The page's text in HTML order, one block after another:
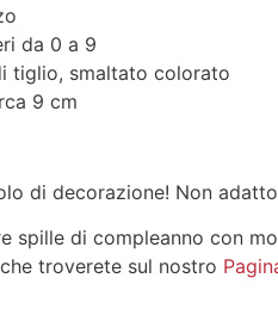
da 0 a 9
tiglio, smaltato colorato
9 cm
di decorazione! Non
spille di compleanno con
troverete sul nostro